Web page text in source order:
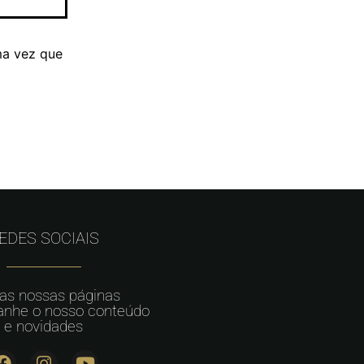
vez que
SOCIAIS
nossas páginas
o nosso conteúdo
e novidades